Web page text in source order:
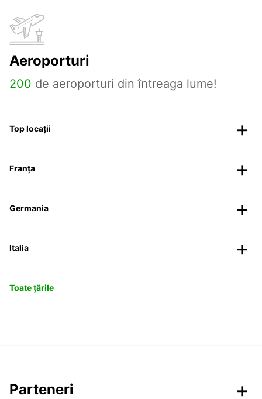
Aeroporturi
200 de aeroporturi din întreaga lume!
Top locații
Franța
Germania
Italia
Toate țările
Parteneri